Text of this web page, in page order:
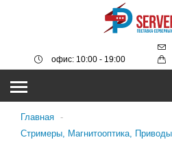
офис: 10:00 - 19:00
Главная -
Стримеры, Магнитооптика,